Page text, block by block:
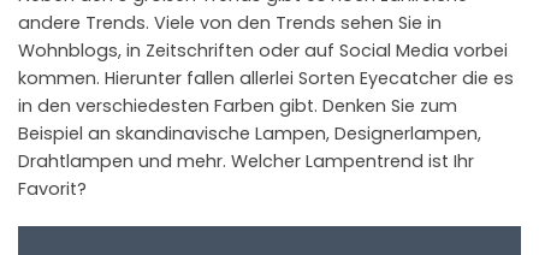
andere Trends. Viele von den Trends sehen Sie in
Wohnblogs, in Zeitschriften oder auf Social Media vorbei
kommen. Hierunter fallen allerlei Sorten Eyecatcher die es
in den verschiedesten Farben gibt. Denken Sie zum
Beispiel an skandinavische Lampen, Designerlampen,
Drahtlampen und mehr. Welcher Lampentrend ist Ihr
Favorit?